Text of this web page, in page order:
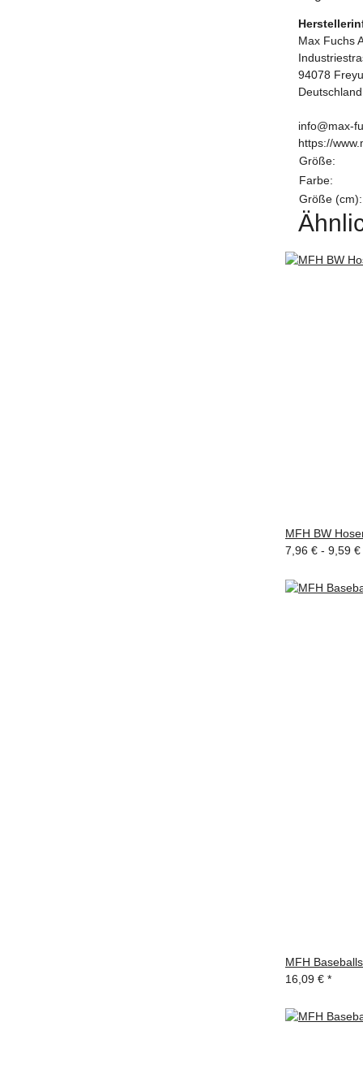
Max Fuchs
94078
info@max-
https://
Größe:
Farbe:
Größe (cm):
MFH BW
7,96 € - 9,59 €
MFH
16,09 € *